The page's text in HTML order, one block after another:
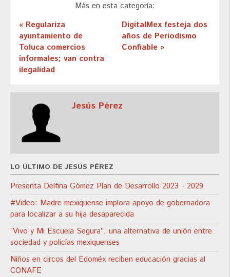
Más en esta categoría:
« Regulariza
ayuntamiento de
Toluca comercios
informales; van contra
ilegalidad
DigitalMex festeja dos
años de Periodismo
Confiable »
Jesús Pérez
LO ÚLTIMO DE JESÚS PÉREZ
Presenta Delfina Gómez Plan de Desarrollo 2023 - 2029
#Video: Madre mexiquense implora apoyo de gobernadora
para localizar a su hija desaparecida
“Vivo y Mi Escuela Segura”, una alternativa de unión entre
sociedad y policías mexiquenses
Niños en circos del Edoméx reciben educación gracias al
CONAFE